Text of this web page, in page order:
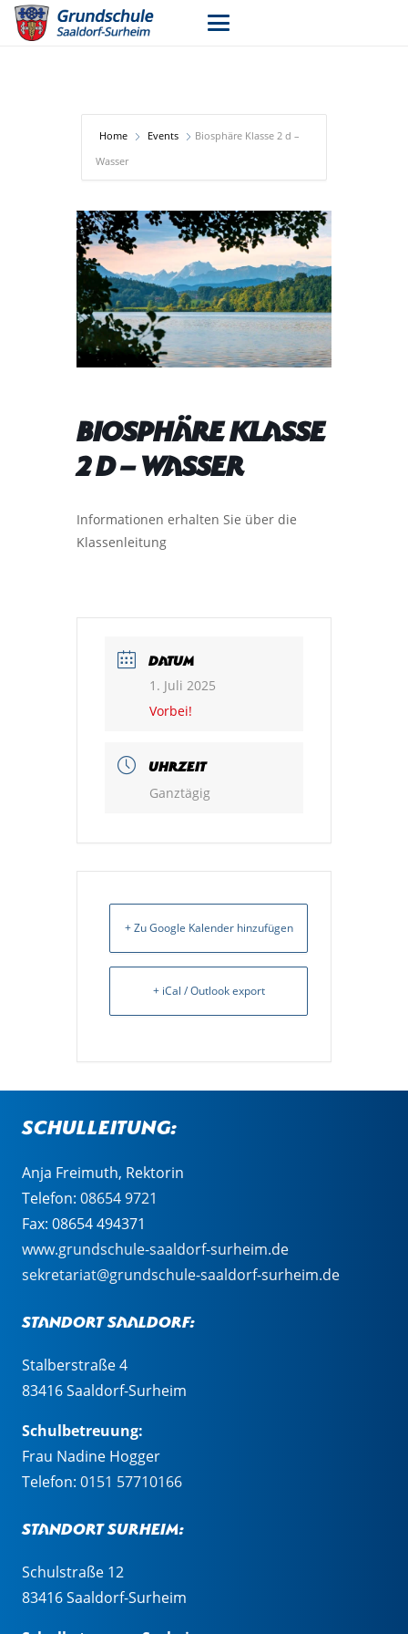
Home Events
Biosphäre Klasse 2 d –
Wasser
Biosphäre Klasse
2 d – Wasser
Informationen erhalten Sie über die
Klassenleitung
DATUM
1. Juli 2025
Vorbei!
UHRZEIT
Ganztägig
+ Zu Google Kalender hinzufügen
+ iCal / Outlook export
Schulleitung:
Anja Freimuth, Rektorin
Telefon: 08654 9721
Fax: 08654 494371
www.grundschule-saaldorf-surheim.de
sekretariat@grundschule-saaldorf-surheim.de
Standort Saaldorf:
Stalberstraße 4
83416 Saaldorf-Surheim
Schulbetreuung:
Frau Nadine Hogger
Telefon: 0151 57710166
Standort Surheim:
Schulstraße 12
83416 Saaldorf-Surheim